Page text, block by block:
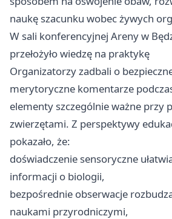
naukę szacunku wobec żywych
W sali konferencyjnej Areny w
przełożyło wiedzę na praktykę
Organizatorzy zadbali o
merytoryczne komentarze
elementy szczególnie ważne przy
zwierzętami. Z perspektywy
pokazało, że:
doświadczenie sensoryczne
informacji o biologii,
bezpośrednie obserwacje
naukami przyrodniczymi,